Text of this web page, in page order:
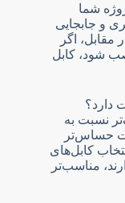
شما
و جابجایی
مقابل، اگر
شود، کابل
دارد؟
نسبت به
حساس‌تر
کابل‌های
مناسب‌تر